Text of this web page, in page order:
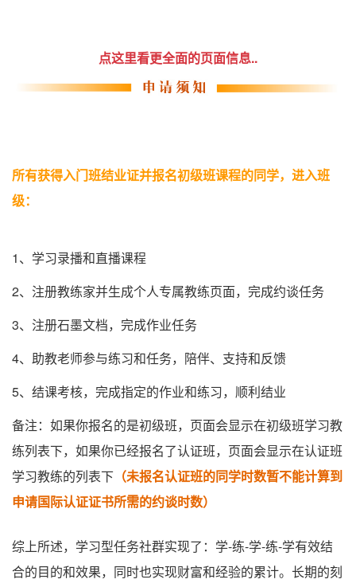
点这里看更全面的页面信息..
所有获得入门班结业证并报名初级班课程的同学，进入班
级：
1、学习录播和直播课程
2、注册教练家并生成个人专属教练页面，完成约谈任务
3、注册石墨文档，完成作业任务
4、助教老师参与练习和任务，陪伴、支持和反馈
5、结课考核，完成指定的作业和练习，顺利结业
备注：如果你报名的是初级班，页面会显示在初级班学习教
练列表下，如果你已经报名了认证班，页面会显示在认证班
学习教练的列表下 （未报名认证班的同学时数暂不能计算到
申请国际认证证书所需的约谈时数）
综上所述，学习型任务社群实现了：学-练-学-练-学有效结
合的目的和效果，同时也实现财富和经验的累计。长期的刻